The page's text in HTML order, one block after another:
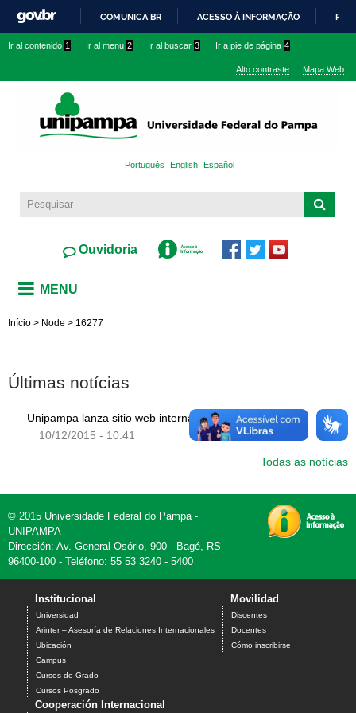
principal
IR
O
COMUNICA BR ACESSO À INFORMAÇÃO
Ir al contenido 1 Ir al menu 2 Ir al buscar 3 Ir a pie de página 4
Alto contraste Mapa Web
Português English Español
Ouvidoria
MENU
Início > Node > 16277
Últimas notícias
Unipampa lanza sitio web internacional
10/12/2015 - 10:41
Todas as notícias
© 2015 Universidade Federal do Pampa -
UNIPAMPA
Dirección: Av. General Osório, 900 - Bagé, RS
96400-100 - Teléfono: 55 53 3240 - 5400
Institucional
Universidad
Arinter – Asesoría de Relaciones Internacionales
Ubicación
Campus
Cursos de Grado
Cursos Posgrado
Movilidad
Discentes
Docentes
Cómo inscribirse
Cooperación Internacional